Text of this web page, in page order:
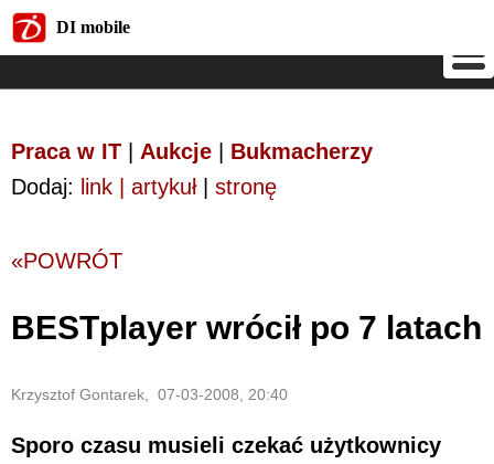
DI mobile
Praca w IT Aukcje
Bukmacherzy
Dodaj: link | artykuł| stronę
«POWRÓT
BESTplayer wrócił po 7 latach
Krzysztof Gontarek, 07-03-2008, 20:40
Sporo czasu musieli czekać użytkownicy
DI mobile